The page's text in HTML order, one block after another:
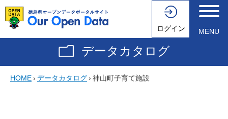
ログイン MENU
データカタログ
HOME› データカタログ› 神山町子育て施設